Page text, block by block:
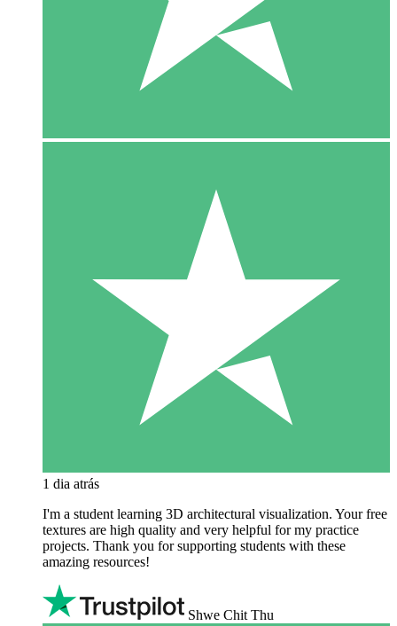
1 dia atrás
I'm a student learning 3D architectural visualization. Your free
textures are high quality and very helpful for my practice
projects. Thank you for supporting students with these
amazing resources!
Shwe Chit Thu